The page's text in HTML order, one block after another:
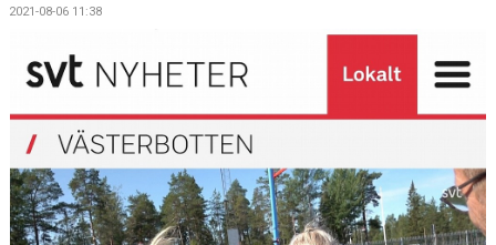
MEDLEMSKAP OCH TRÄNINGSAVGIFTER
FÖRENINGEN
KLÄDKOLLEKTION
STATISTIK
2021-08-06 11:38